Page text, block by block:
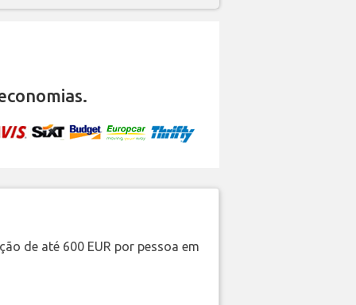
de até 600 EUR por pessoa em